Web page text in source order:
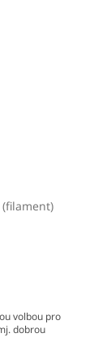
volbou pro
dobrou